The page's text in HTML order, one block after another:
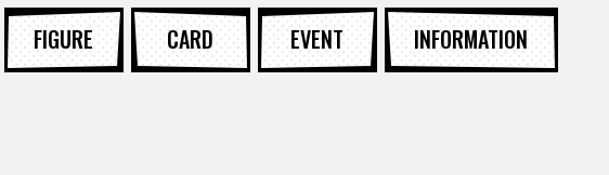
FIGURE CARD EVENT INFORMATION